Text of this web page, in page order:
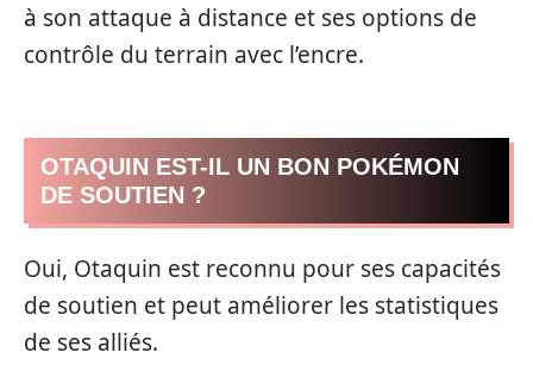
à son attaque à distance et ses options de
contrôle du terrain avec l’encre.
OTAQUIN EST-IL UN BON POKÉMON
DE SOUTIEN ?
Oui, Otaquin est reconnu pour ses capacités
de soutien et peut améliorer les statistiques
de ses alliés.